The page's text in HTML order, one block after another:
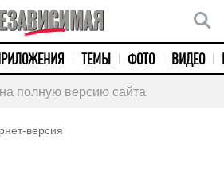
ПРИЛОЖЕНИЯ ТЕМЫ ФОТО ВИДЕО
полную версию сайта
версия